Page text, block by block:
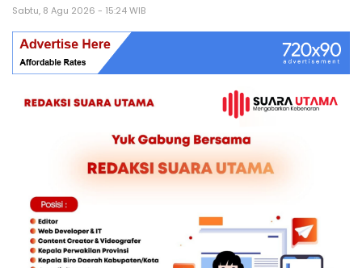
Sabtu, 8 Agu 2026 - 15:24 WIB